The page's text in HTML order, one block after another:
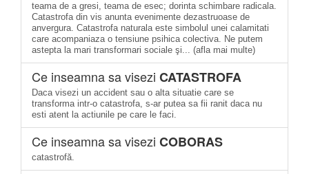
teama de a gresi, teama de esec; dorinta schimbare radicala.
Catastrofa din vis anunta evenimente dezastruoase de
anvergura. Catastrofa naturala este simbolul unei calamitati
care acompaniaza o tensiune psihica colectiva. Ne putem
astepta la mari transformari sociale şi... (afla mai multe)
Ce inseamna sa visezi CATASTROFA
Daca visezi un accident sau o alta situatie care se
transforma intr-o catastrofa, s-ar putea sa fii ranit daca nu
esti atent la actiunile pe care le faci.
Ce inseamna sa visezi COBORAS
catastrofă.